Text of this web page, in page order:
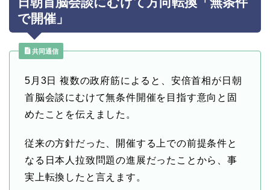
で開催」
共同通信
5月3日 複数の政府筋によると、安倍首相が日朝
首脳会談にむけて無条件開催を目指す意向と固
めたことを伝えました。
従来の方針だった、開催する上での前提条件と
なる日本人拉致問題の進展だったことから、事
実上転換したと言えます。